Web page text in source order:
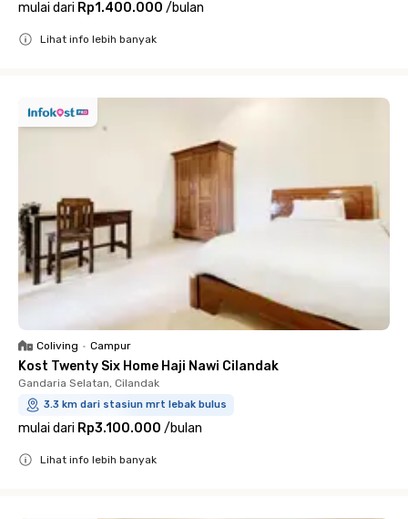
mulai dari Rp1.400.000 /bulan
Lihat info lebih banyak
Coliving • Campur
Kost Twenty Six Home Haji Nawi Cilandak
Gandaria Selatan, Cilandak
3.3 km dari stasiun mrt lebak bulus
mulai dari Rp3.100.000 /bulan
Lihat info lebih banyak